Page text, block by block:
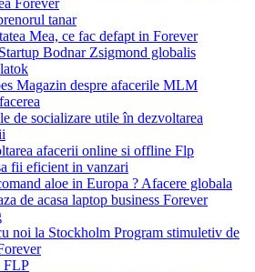
Forever
tanar
Mea, ce fac defapt in Forever
Bodnar Zsigmond globalis
Magazin despre afacerile MLM
de socializare utile în dezvoltarea
afacerii online si offline Flp
fii eficient in vanzari
aloe in Europa ? Afacere globala
de acasa laptop business Forever
noi la Stockholm Program stimuletiv de
FLP